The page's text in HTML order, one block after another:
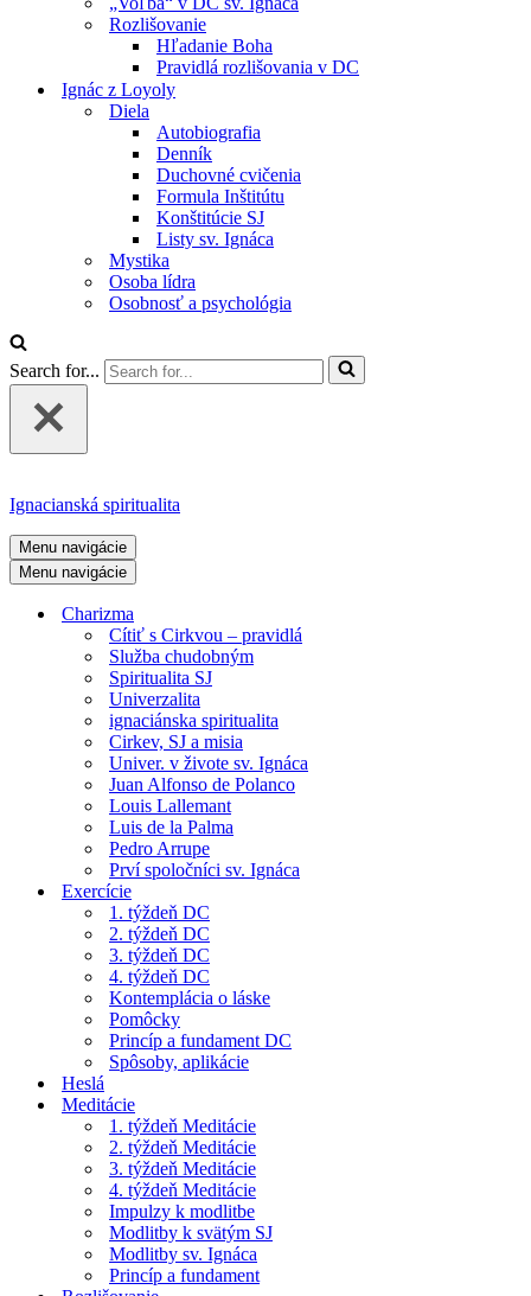
Rozlišovanie
Hľadanie Boha
Pravidlá rozlišovania v DC
Ignác z Loyoly
Diela
Autobiografia
Denník
Duchovné cvičenia
Formula Inštitútu
Konštitúcie SJ
Listy sv. Ignáca
Mystika
Osoba lídra
Osobnosť a psychológia
Search for...
Ignacianská spiritualita
Menu navigácie
Menu navigácie
Charizma
Cítiť s Cirkvou – pravidlá
Služba chudobným
Spiritualita SJ
Univerzalita
ignaciánska spiritualita
Cirkev, SJ a misia
Univer. v živote sv. Ignáca
Juan Alfonso de Polanco
Louis Lallemant
Luis de la Palma
Pedro Arrupe
Prví spoločníci sv. Ignáca
Exercície
1. týždeň DC
2. týždeň DC
3. týždeň DC
4. týždeň DC
Kontemplácia o láske
Pomôcky
Princíp a fundament DC
Spôsoby, aplikácie
Heslá
Meditácie
1. týždeň Meditácie
2. týždeň Meditácie
3. týždeň Meditácie
4. týždeň Meditácie
Impulzy k modlitbe
Modlitby k svätým SJ
Modlitby sv. Ignáca
Princíp a fundament